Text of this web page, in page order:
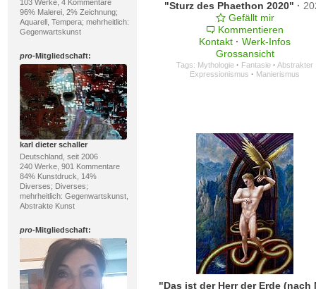
103 Werke, 4 Kommentare
96% Malerei, 2% Zeichnung;
Aquarell, Tempera; mehrheitlich:
Gegenwartskunst
pro-Mitgliedschaft:
karl dieter schaller
Deutschland, seit 2006
240 Werke, 901 Kommentare
84% Kunstdruck, 14%
Diverses; Diverses;
mehrheitlich: Gegenwartskunst,
Abstrakte Kunst
pro-Mitgliedschaft:
"Sturz des Phaethon 2020" ·
Gefällt mir
Kommentieren
Kontakt · Werk-Infos
Grossansicht
Tags: Mythologie · Fantasie · Abstrakter
Expressionismus · Manierismus